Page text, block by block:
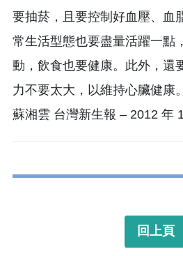
要抽菸，且要控制好血壓、血
常生活型態也要盡量活躍一點
動，飲食也要健康。此外，還
力不要太大，以維持心臟健康。
蘇湘雲 台灣新生報 – 2012 年
回上頁